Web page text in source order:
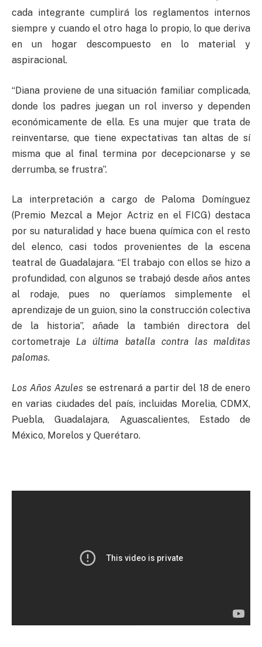
cada integrante cumplirá los reglamentos internos
siempre y cuando el otro haga lo propio, lo que deriva
en un hogar descompuesto en lo material y
aspiracional.
“Diana proviene de una situación familiar complicada,
donde los padres juegan un rol inverso y dependen
económicamente de ella. Es una mujer que trata de
reinventarse, que tiene expectativas tan altas de sí
misma que al final termina por decepcionarse y se
derrumba, se frustra”.
La interpretación a cargo de Paloma Domínguez
(Premio Mezcal a Mejor Actriz en el FICG) destaca
por su naturalidad y hace buena química con el resto
del elenco, casi todos provenientes de la escena
teatral de Guadalajara. “El trabajo con ellos se hizo a
profundidad, con algunos se trabajó desde años antes
al rodaje, pues no queríamos simplemente el
aprendizaje de un guion, sino la construcción colectiva
de la historia”, añade la también directora del
cortometraje La última batalla contra las malditas
palomas.
Los Años Azules se estrenará a partir del 18 de enero
en varias ciudades del país, incluidas Morelia, CDMX,
Puebla, Guadalajara, Aguascalientes, Estado de
México, Morelos y Querétaro.